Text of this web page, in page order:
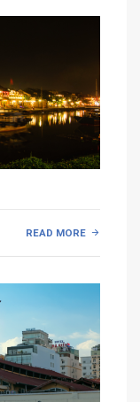
READ MORE